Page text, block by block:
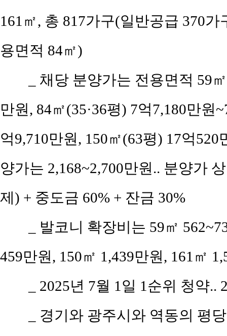
161㎡, 총 817가구(일반공급 370
용면적 84㎡)
_ 채당 분양가는 전용면적 59
만원, 84㎡(35·36평) 7억7,180만원
억9,710만원, 150㎡(63평) 17억
양가는 2,168~2,700만원.. 분양가
제) + 중도금 60% + 잔금 30%
_ 발코니 확장비는 59㎡
459만원, 150㎡ 1,439만원, 161㎡
_ 2025년 7월 1일 1순위 청약
_ 경기와 광주시와 역동의 평